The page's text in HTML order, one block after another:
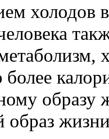
холодов
более
образу
образ